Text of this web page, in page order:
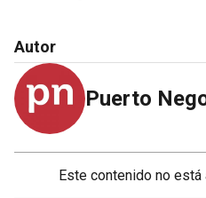
Autor
Puerto
Este contenido no